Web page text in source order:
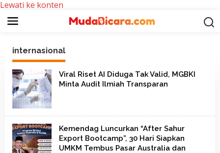
Lewati ke konten
internasional
Viral Riset AI Diduga Tak Valid, MGBKI
Minta Audit Ilmiah Transparan
Kemendag Luncurkan “After Sahur
Export Bootcamp”, 30 Hari Siapkan
UMKM Tembus Pasar Australia dan